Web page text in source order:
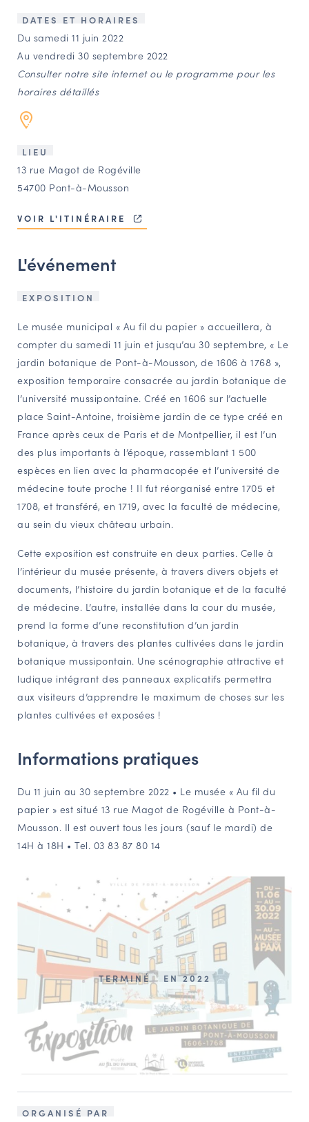
CONTACT
Agenda
Annuaire
Ressources
OFFRES D’EMPLOI ET DE STAGE
OUTILS EN LIGNE
Espace acteurs
NAVIGATION FILTRÉE « ACTEURS »
PORTAIL CULTURE
Comité d'Histoire Régionale
Service Inventaire et Patrimoines de la Région Grand Est
VOUS ÊTES…
Amateurs d’histoire et de patrimoine
DATES ET HORAIRES
Du samedi 11 juin 2022
Au vendredi 30 septembre 2022
Consulter notre site internet ou le programme pour les
horaires détaillés
LIEU
13 rue Magot de Rogéville
54700 Pont-à-Mousson
VOIR L'ITINÉRAIRE
L'événement
EXPOSITION
Le musée municipal « Au fil du papier » accueillera, à
compter du samedi 11 juin et jusqu’au 30 septembre, « Le
jardin botanique de Pont-à-Mousson, de 1606 à 1768 »,
exposition temporaire consacrée au jardin botanique de
l’université mussipontaine. Créé en 1606 sur l’actuelle
place Saint-Antoine, troisième jardin de ce type créé en
France après ceux de Paris et de Montpellier, il est l’un
des plus importants à l’époque, rassemblant 1 500
espèces en lien avec la pharmacopée et l’université de
médecine toute proche ! Il fut réorganisé entre 1705 et
1708, et transféré, en 1719, avec la faculté de médecine,
au sein du vieux château urbain.
Cette exposition est construite en deux parties. Celle à
l’intérieur du musée présente, à travers divers objets et
documents, l’histoire du jardin botanique et de la faculté
de médecine. L’autre, installée dans la cour du musée,
prend la forme d’une reconstitution d’un jardin
botanique, à travers des plantes cultivées dans le jardin
botanique mussipontain. Une scénographie attractive et
ludique intégrant des panneaux explicatifs permettra
aux visiteurs d’apprendre le maximum de choses sur les
plantes cultivées et exposées !
Informations pratiques
Du 11 juin au 30 septembre 2022 • Le musée « Au fil du
papier » est situé 13 rue Magot de Rogéville à Pont-à-
Mousson. Il est ouvert tous les jours (sauf le mardi) de
14H à 18H • Tel. 03 83 87 80 14
TERMINÉ EN 2022
ORGANISÉ PAR